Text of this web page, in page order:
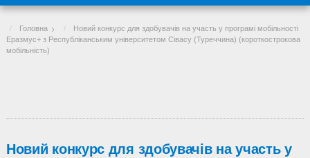
Головна
Новий конкурс для здобувачів на участь у програмі мобільності
Еразмус+ з Республіканським університетом Сівасу (Туреччина) (короткострокова
мобільність)
Новий конкурс для здобувачів на участь у